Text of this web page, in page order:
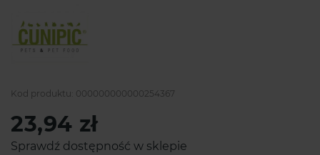
Kod produktu: 000000000000254367
23,94 zł
Sprawdź dostępność w sklepie